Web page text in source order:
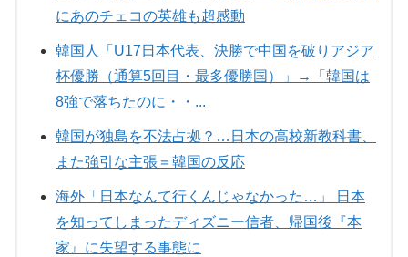
にあのチェコの英雄も超感動
韓国人「U17日本代表、決勝で中国を破りアジア
杯優勝（通算5回目・最多優勝国）」→「韓国は
8強で落ちたのに・・...
韓国が独島を不法占拠？…日本の高校新教科書、
また強引な主張＝韓国の反応
海外「日本なんて行くんじゃなかった…」 日本
を知ってしまったディズニー信者、帰国後『本
家』に失望する事態に